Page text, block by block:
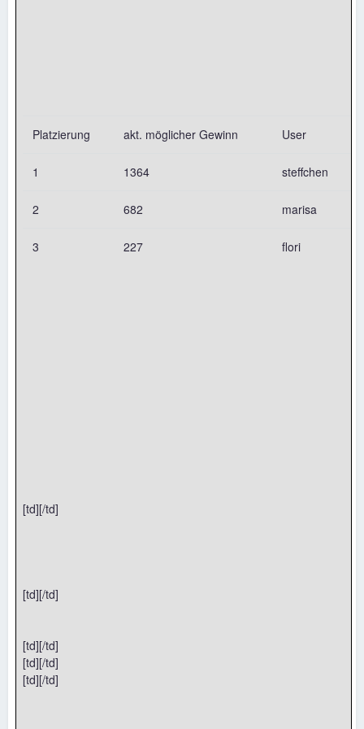
Platzierung akt. möglicher Gewinn User
1 1364 steffchen
2 682 marisa
3 227 flori
[td][/td]
[td][/td]
[td][/td]
[td][/td]
[td][/td]